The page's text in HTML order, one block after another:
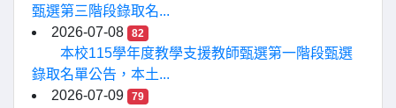
甄選第三階段錄取名...
2026-07-08
82
本校115學年度教學支援教師甄選第一階段甄選
錄取名單公告，本土...
2026-07-09
79